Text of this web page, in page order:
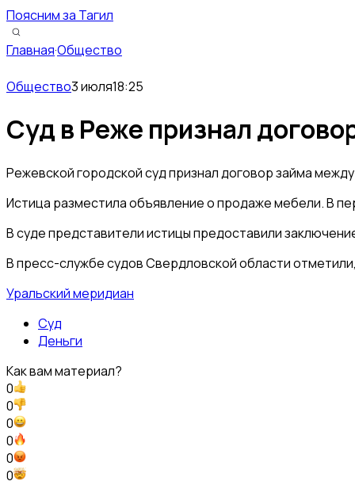
Поясним за Тагил
Главная·Общество
Общество3 июля18:25
Суд в Реже признал
Режевской городской суд признал договор займа
Истица разместила объявление о продаже мебели. В
В суде представители истицы предоставили
В пресс-службе судов Свердловской области
Уральский меридиан
Суд
Деньги
Как вам материал?
0
0
0
0
0
0